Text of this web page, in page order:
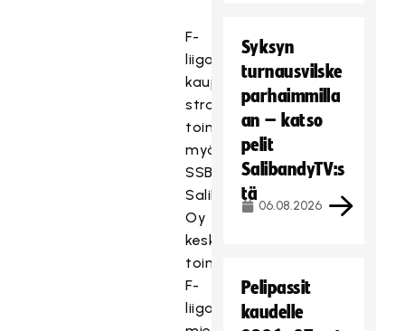
F-
liigan
kaupallisen
strategian
toimeenpanon
myötä
SSBL
Salibandy
Oy
keskittyy
toiminnassaan
F-
liigan
Syksyn
turnausvilske
parhaimmilla
an – katso
pelit
SalibandyTV:s
tä
06.08.2026
Pelipassit
kaudelle